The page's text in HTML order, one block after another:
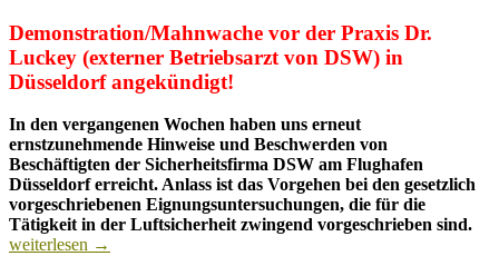
Demonstration/Mahnwache vor der Praxis Dr.
Luckey (externer Betriebsarzt von DSW) in
Düsseldorf angekündigt!
In den vergangenen Wochen haben uns erneut
ernstzunehmende Hinweise und Beschwerden von
Beschäftigten der Sicherheitsfirma DSW am Flughafen
Düsseldorf erreicht. Anlass ist das Vorgehen bei den gesetzlich
vorgeschriebenen Eignungsuntersuchungen, die für die
Tätigkeit in der Luftsicherheit zwingend vorgeschrieben sind.
weiterlesen →